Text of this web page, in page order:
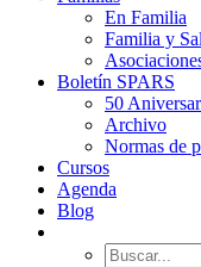
En Familia
Familia y
Boletín SPARS
50
Archivo
Normas de
Cursos
Agenda
Blog